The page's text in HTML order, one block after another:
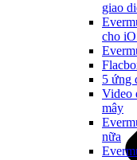
giao
cho
5 ứng
Video
mây
nữa